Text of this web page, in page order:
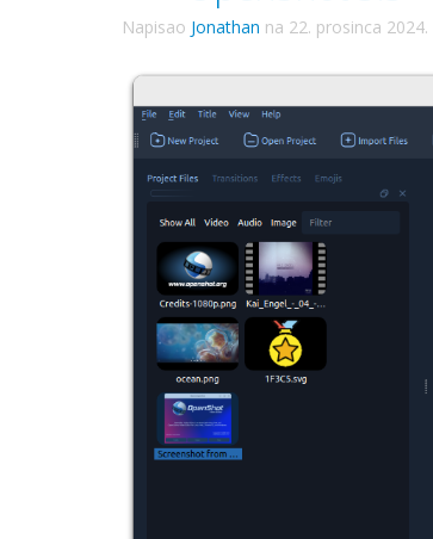
Napisao Jonathan na 22. prosinca 2024.